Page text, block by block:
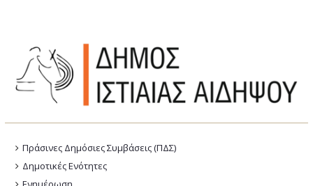
Πράσινες Δημόσιες Συμβάσεις (ΠΔΣ)
Δημοτικές Ενότητες